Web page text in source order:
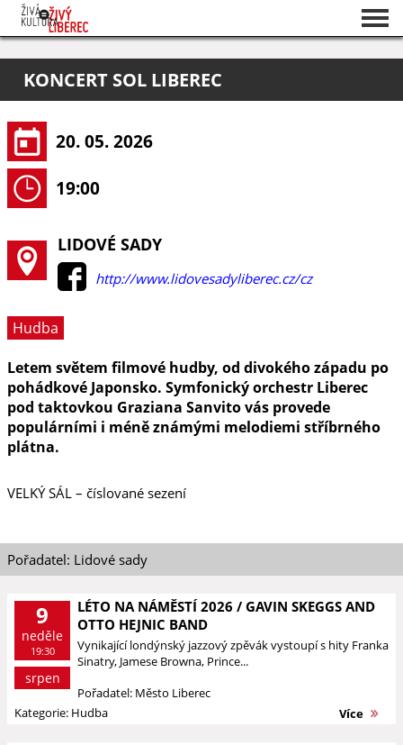
O projektu
Pořadatelé
KONCERT SOL LIBEREC
20. 05. 2026
19:00
LIDOVÉ SADY
http://www.lidovesadyliberec.cz/cz
Hudba
Letem světem filmové hudby, od divokého západu po
pohádkové Japonsko. Symfonický orchestr Liberec
pod taktovkou Graziana Sanvito vás provede
populárními i méně známými melodiemi stříbrného
plátna.
VELKÝ SÁL – číslované sezení
Pořadatel: Lidové sady
9
neděle
19:30
srpen
LÉTO NA NÁMĚSTÍ 2026 / GAVIN SKEGGS AND
OTTO HEJNIC BAND
Vynikající londýnský jazzový zpěvák vystoupí s hity Franka
Sinatry, Jamese Browna, Prince...
Pořadatel: Město Liberec
Kategorie: Hudba
Více